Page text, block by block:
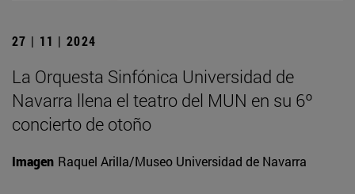
27 | 11 | 2024
La Orquesta Sinfónica Universidad de
Navarra llena el teatro del MUN en su 6º
concierto de otoño
Imagen Raquel Arilla/Museo Universidad de Navarra